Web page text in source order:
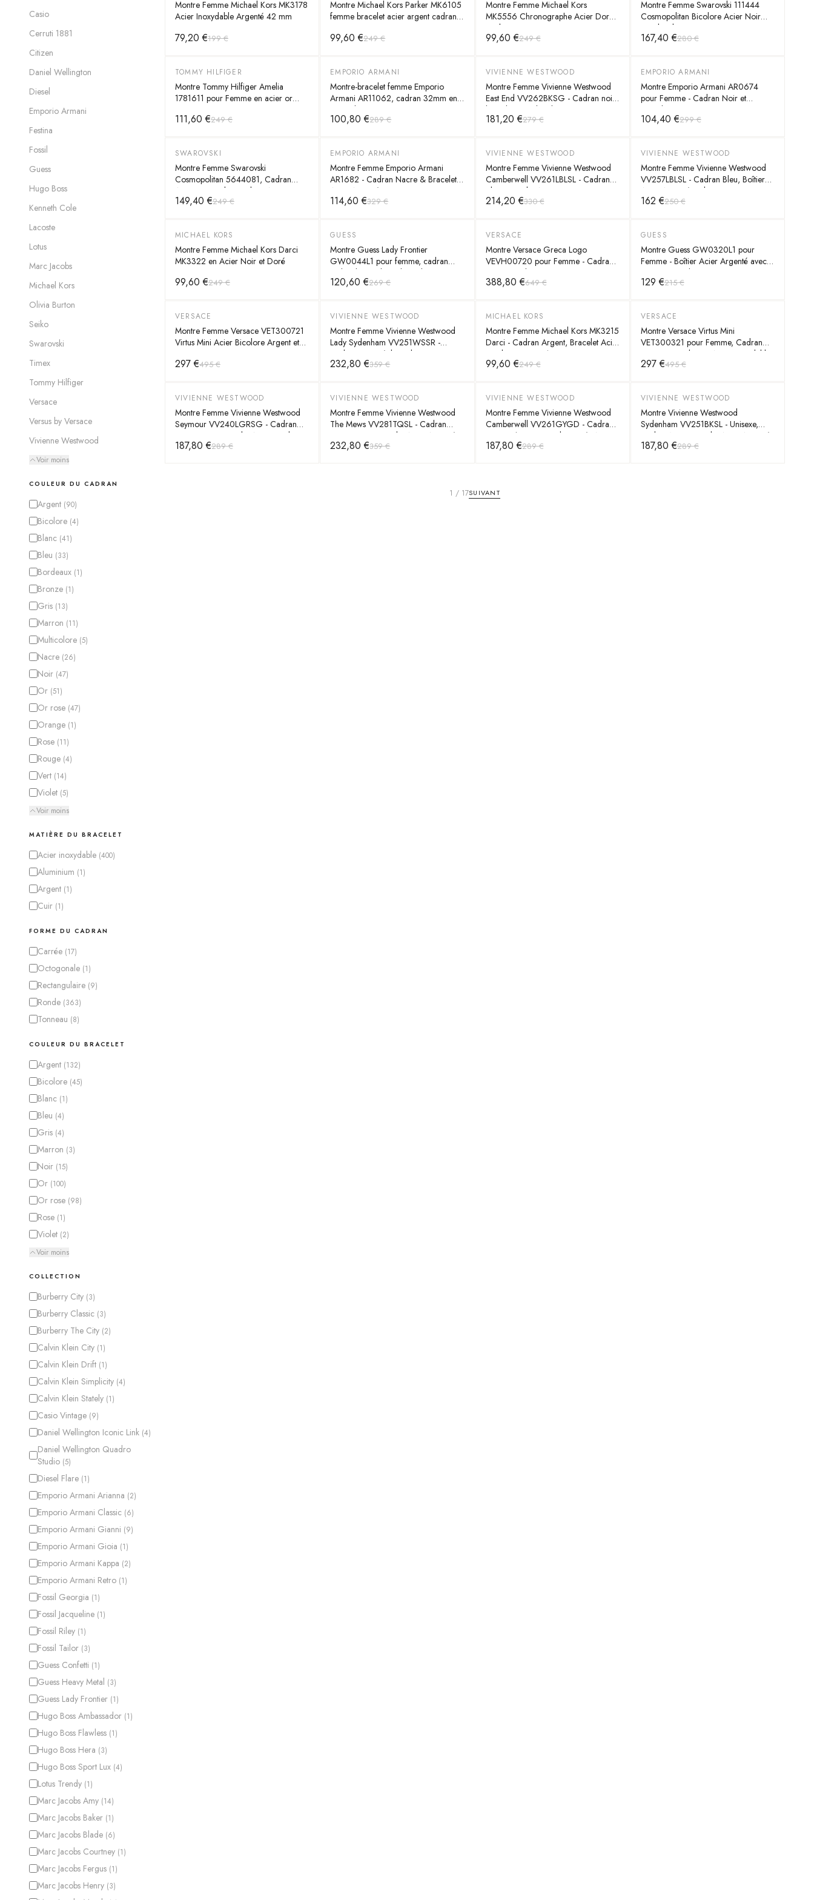
Casio
Cerruti 1881
Citizen
Daniel Wellington
Diesel
Emporio Armani
Festina
Fossil
Guess
Hugo Boss
Kenneth Cole
Lacoste
Lotus
Marc Jacobs
Michael Kors
Olivia Burton
Seiko
Swarovski
Timex
Tommy Hilfiger
Versace
Versus by Versace
Vivienne Westwood
Voir moins
COULEUR DU CADRAN
Argent (90)
Bicolore (4)
Blanc (41)
Bleu (33)
Bordeaux (1)
Bronze (1)
Gris (13)
Marron (11)
Multicolore (5)
Nacre (26)
Noir (47)
Or (51)
Or rose (47)
Orange (1)
Rose (11)
Rouge (4)
Vert (14)
Violet (5)
Voir moins
MATIÈRE DU BRACELET
Acier inoxydable (400)
Aluminium (1)
Argent (1)
Cuir (1)
FORME DU CADRAN
Carrée (17)
Octogonale (1)
Rectangulaire (9)
Ronde (363)
Tonneau (8)
COULEUR DU BRACELET
Argent (132)
Bicolore (45)
Blanc (1)
Bleu (4)
Gris (4)
Marron (3)
Noir (15)
Or (100)
Or rose (98)
Rose (1)
Violet (2)
Voir moins
COLLECTION
Burberry City (3)
Burberry Classic (3)
Burberry The City (2)
Calvin Klein City (1)
Calvin Klein Drift (1)
Calvin Klein Simplicity (4)
Calvin Klein Stately (1)
Casio Vintage (9)
Daniel Wellington Iconic Link (4)
Daniel Wellington Quadro
Studio (5)
Diesel Flare (1)
Emporio Armani Arianna (2)
Emporio Armani Classic (6)
Emporio Armani Gianni (9)
Emporio Armani Gioia (1)
Emporio Armani Kappa (2)
Emporio Armani Retro (1)
Fossil Georgia (1)
Fossil Jacqueline (1)
Fossil Riley (1)
Fossil Tailor (3)
Guess Confetti (1)
Guess Heavy Metal (3)
Guess Lady Frontier (1)
Hugo Boss Ambassador (1)
Hugo Boss Flawless (1)
Hugo Boss Hera (3)
Hugo Boss Sport Lux (4)
Lotus Trendy (1)
Marc Jacobs Amy (14)
Marc Jacobs Baker (1)
Marc Jacobs Blade (6)
Marc Jacobs Courtney (1)
Marc Jacobs Fergus (1)
Marc Jacobs Henry (3)
Montre Femme Michael Kors MK3178
Acier Inoxydable Argenté 42 mm
79,20 €199 €
Montre Michael Kors Parker MK6105
femme bracelet acier argent cadran
99,60 €249 €
Montre Femme Michael Kors
MK5556 Chronographe Acier Doré -
Cadran 38mm
99,60 €249 €
Montre Femme Swarovski 111444
Cosmopolitan Bicolore Acier Noir
Poudre de Diamants
167,40 €280 €
-55%
TOMMY HILFIGER
Montre Tommy Hilfiger Amelia
1781611 pour Femme en acier or
111,60 €249 €
-65 %
EMPORIO ARMANI
Montre-bracelet femme Emporio
Armani AR11062, cadran 32mm en
acier plaqué or rose
100,80 €289 €
-35%
VIVIENNE WESTWOOD
Montre Femme Vivienne Westwood
East End VV262BKSG - Cadran noir,
bracelet acier bicolore or/argent
181,20 €279 €
-65 %
EMPORIO ARMANI
Montre Emporio Armani AR0674
pour Femme - Cadran Noir et
Bracelet Acier
104,40 €299 €
-40%
SWAROVSKI
Montre Femme Swarovski
Cosmopolitan 5644081, Cadran
Argent, Bracelet Bicolore Acier
Argent & Or Rose
149,40 €249 €
-65 %
EMPORIO ARMANI
Montre Femme Emporio Armani
AR1682 - Cadran Nacre & Bracelet
Acier Argenté
114,60 €329 €
-35%
VIVIENNE WESTWOOD
Montre Femme Vivienne Westwood
Camberwell VV261LBLSL - Cadran
Bleu, Bracelet Acier
214,20 €330 €
-35%
VIVIENNE WESTWOOD
Montre Femme Vivienne Westwood
VV257LBLSL - Cadran Bleu, Boîtier
Acier Argenté, Index Or Rose
162 €250 €
-60%
MICHAEL KORS
Montre Femme Michael Kors Darci
MK3322 en Acier Noir et Doré
99,60 €249 €
-55 %
GUESS
Montre Guess Lady Frontier
GW0044L1 pour femme, cadran
multicolore et bracelet violet acier
120,60 €269 €
-40 %
VERSACE
Montre Versace Greca Logo
VEVH00720 pour Femme - Cadran
Vert, Bracelet Acier Argenté et Doré
388,80 €649 €
-40 %
GUESS
Montre Guess GW0320L1 pour
Femme - Boîtier Acier Argenté avec
Strass - Bracelet Acier
129 €215 €
-40 %
VERSACE
Montre Femme Versace VET300721
Virtus Mini Acier Bicolore Argent et
297 €495 €
-35%
VIVIENNE WESTWOOD
Montre Femme Vivienne Westwood
Lady Sydenham VV251WSSR -
Cadran argenté, bracelet acier
bicolore or rose
232,80 €359 €
-60%
MICHAEL KORS
Montre Femme Michael Kors MK3215
Darci - Cadran Argent, Bracelet Acier
Bicolore, Lunette à Cristaux
99,60 €249 €
-40 %
VERSACE
Montre Versace Virtus Mini
VET300321 pour Femme, Cadran
Rouge, Bracelet Or Acier Inoxydable
297 €495 €
-35%
VIVIENNE WESTWOOD
Montre Femme Vivienne Westwood
Seymour VV240LGRSG - Cadran
Turquoise & Bracelet Acier Bicolore
187,80 €289 €
-35%
VIVIENNE WESTWOOD
Montre Femme Vivienne Westwood
The Mews VV281TQSL - Cadran
Turquoise & Bracelet Acier Argenté
232,80 €359 €
-35%
VIVIENNE WESTWOOD
Montre Femme Vivienne Westwood
Camberwell VV261GYGD - Cadran
Gris, Boîtier et Bracelet Dorés Acier
187,80 €289 €
-35%
VIVIENNE WESTWOOD
Montre Vivienne Westwood
Sydenham VV251BKSL - Unisexe,
Cadran Noir, Bracelet Acier Argenté
187,80 €289 €
1 / 17SUIVANT